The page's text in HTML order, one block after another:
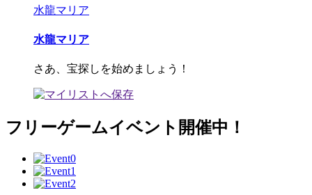
水龍マリア
水龍マリア
さあ、宝探しを始めましょう！
フリーゲームイベント開催中！